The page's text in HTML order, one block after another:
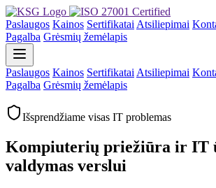
Paslaugos Kainos Sertifikatai Atsiliepimai
Pagalba Grėsmių žemėlapis
Paslaugos Kainos Sertifikatai Atsiliepimai
Pagalba Grėsmių žemėlapis
Išsprendžiame visas IT problemas
Kompiuterių priežiūra ir IT
valdymas verslui